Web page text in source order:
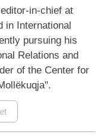
in-chief at
in International
pursuing his
Relations and
of the Center for